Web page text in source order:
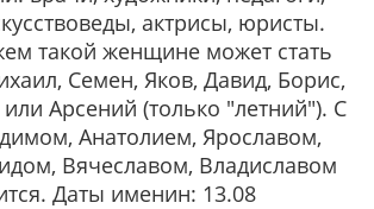
актрисы, юристы.
такой женщине может стать
Семен, Яков, Давид, Борис,
Арсений (только "летний"). С
Анатолием, Ярославом,
Вячеславом, Владиславом
Даты именин: 13.08